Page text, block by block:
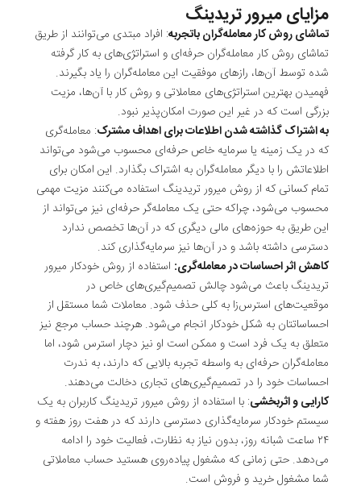
مزایای میرور تریدینگ
تماشای روش کار معامله‌گران باتجربه: افراد مبتدی می‌توانند از طریق
تماشای روش کار معامله‌گران حرفه‌ای و استراتژی‌های به کار گرفته
شده توسط آن‌ها، رازهای موفقیت این معامله‌گران را یاد بگیرند.
فهمیدن بهترین استراتژی‌های معاملاتی و روش کار با آن‌ها، مزیت
بزرگی است که در غیر این صورت امکان‌پذیر نبود.
به اشتراک گذاشته شدن اطلاعات برای اهداف مشترک: معامله‌گری
که در یک زمینه یا سرمایه خاص حرفه‌ای محسوب می‌شود می‌تواند
اطلاعاتش را با دیگر معامله‌گران به اشتراک بگذارد. این امکان برای
تمام کسانی که از روش میرور تریدینگ استفاده می‌کنند مزیت مهمی
محسوب می‌شود، چراکه حتی یک معامله‌گر حرفه‌ای نیز می‌تواند از
این طریق به حوزه‌های مالی دیگری که در آن‌ها تخصص ندارد
دسترسی داشته باشد و در آن‌ها نیز سرمایه‌گذاری کند.
کاهش اثر احساسات در معامله‌گری: استفاده از روش خودکار میرور
تریدینگ باعث می‌شود چالش تصمیم‌گیری‌های خاص در
موقعیت‌های استرس‌زا به کلی حذف شود. معاملات شما مستقل از
احساساتتان به شکل خودکار انجام می‌شود. هرچند حساب مرجع نیز
متعلق به یک فرد است و ممکن است او نیز دچار استرس شود، اما
معامله‌گران حرفه‌ای به واسطه تجربه بالایی که دارند، به ندرت
احساسات خود را در تصمیم‌گیری‌های تجاری دخالت می‌دهند.
کارایی و اثربخشی: با استفاده از روش میرور تریدینگ کاربران به یک
سیستم خودکار سرمایه‌گذاری دسترسی دارند که در هفت روز هفته و
۲۴ ساعت شبانه روز، بدون نیاز به نظارت، فعالیت خود را ادامه
می‌دهد. حتی زمانی که مشغول پیاده‌روی هستید حساب معاملاتی
شما مشغول خرید و فروش است.